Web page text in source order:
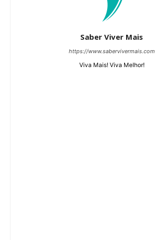
Saber Viver Mais
https://www.sabervivermais.com
Viva Mais! Viva Melhor!